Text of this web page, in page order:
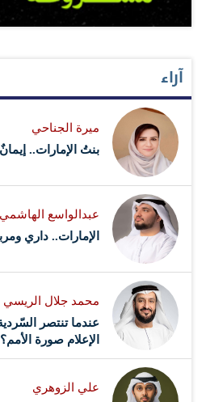
آراء
ميرة الجناحي
بنتُ الإمارات..
عبدالواسع الهاشمي
الإمارات.. داري
محمد جلال الريسي
عندما تنتصر
الإعلام صورة الأمم؟
علي الزوهري